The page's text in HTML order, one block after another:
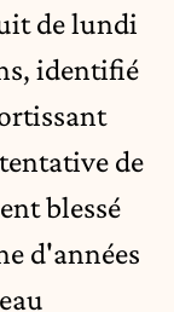
de lundi
identifié
de
blessé
d'années